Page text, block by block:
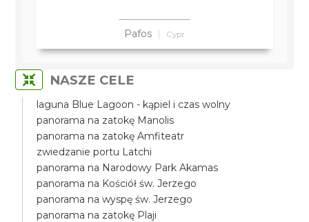
Pafos Cypr
NASZE CELE
laguna Blue Lagoon - kąpiel i czas wolny
panorama na zatokę Manolis
panorama na zatokę Amfiteatr
zwiedzanie portu Latchi
panorama na Narodowy Park Akamas
panorama na Kościół św. Jerzego
panorama na wyspę św. Jerzego
panorama na zatokę Plaji